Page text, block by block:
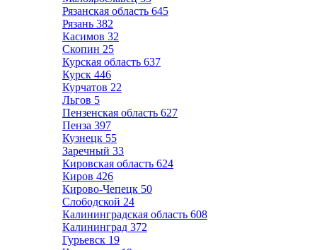
Рязанская область 645
Рязань 382
Касимов 32
Скопин 25
Курская область 637
Курск 446
Курчатов 22
Льгов 5
Пензенская область 627
Пенза 397
Кузнецк 55
Заречный 33
Кировская область 624
Киров 426
Кирово-Чепецк 50
Слободской 24
Калининградская область 608
Калининград 372
Гурьевск 19